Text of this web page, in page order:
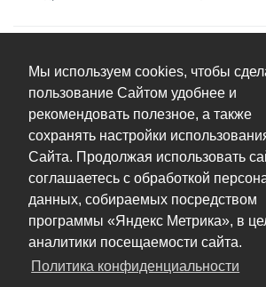
Мы используем cookies, чтобы
пользование Сайтом удобнее и
рекомендовать полезное, а также
сохранять настройки
Сайта. Продолжая использовать
соглашаетесь с обработкой
данных, собираемых посредством
программы «Яндекс Метрика», в
аналитики посещаемости сайта.
Политика конфиденциальности